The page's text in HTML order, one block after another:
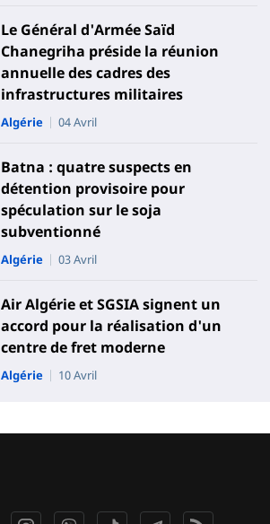
Le Général d'Armée Saïd
Chanegriha préside la réunion
annuelle des cadres des
infrastructures militaires
Algérie 04 Avril
Batna : quatre suspects en
détention provisoire pour
spéculation sur le soja
subventionné
Algérie 03 Avril
Air Algérie et SGSIA signent un
accord pour la réalisation d'un
centre de fret moderne
Algérie 10 Avril